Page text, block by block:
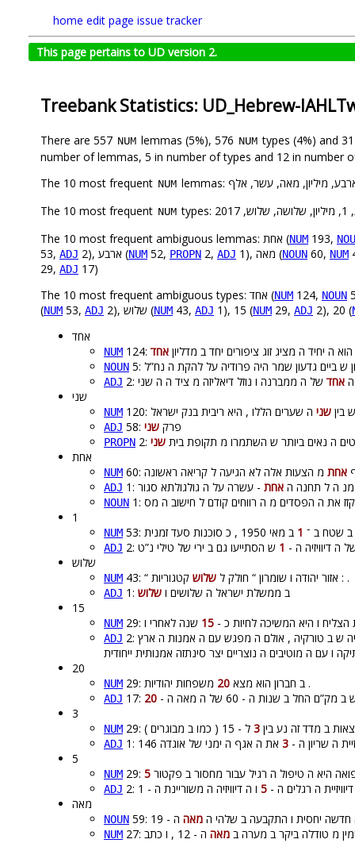
home edit page issue tracker
This page pertains to UD version 2.
Treebank Statistics: UD_Hebrew-
There are 557 NUM lemmas (5%), 576 NUM types (4%) and
number of lemmas, 5 in number of types and 12 in number
The 10 most frequent NUM
The 10 most frequent NUM
The 10 most frequent ambiguous lemmas: אחת (NUM 193,
53, ADJ 2), ארבע (NUM 52, PROPN 2, ADJ 1), מאה (NOUN 60, NUM
29, ADJ 17)
The 10 most frequent ambiguous types: אחד (NUM 124, NOUN
(NUM 53, ADJ 2), שלוש (NUM 43, ADJ 1), 15 (NUM 29, ADJ 2), 20 (
אחד
NUM זה הוא ה יחיד ה מציג זוג ציפורים יחד ב מדליון אחד
NOUN 5:
ADJ
אחד
שני
NUM בין שני
ADJ 58: פרק שני
PROPN ה נאים ביותר ש השתמרו מ תקופת בית שני
אחת
NUM אחת
ADJ אחת
NOUN
1
NUM ב שטח ב ־ 1
ADJ ה דיוויזיה ה - 1
שלוש
NUM 43: “ אזור יהודה ו שומרון “ חולק ל שלוש קטגוריות : .
ADJ 1: ב ממשלת ישראל ה שלושים ו שלוש
15
NUM הצליח ו היא המשיכה לחיות כ - 15
ADJ
ש ב טורקיה , אולם ה מפגש עם ה אמנות ה ארץ
20
NUM 29: ב חברון הוא מצא 20 משפחות יהודיות .
ADJ ב מק”ם החל ב שנות ה - 60 של ה מאה ה -
20
3
NUM ב מדד זה נע בין 3
ADJ ה שריון ה - 3
5
NUM היא ה טיפול ה רגיל עבור מחסור ב פקטור 5
ADJ ה רגלים ה - 5
מאה
NOUN חדשה יחסית ו התקבעה ב שלהי ה מאה
NUM מ טודלה ביקר ב מערה ב מאה